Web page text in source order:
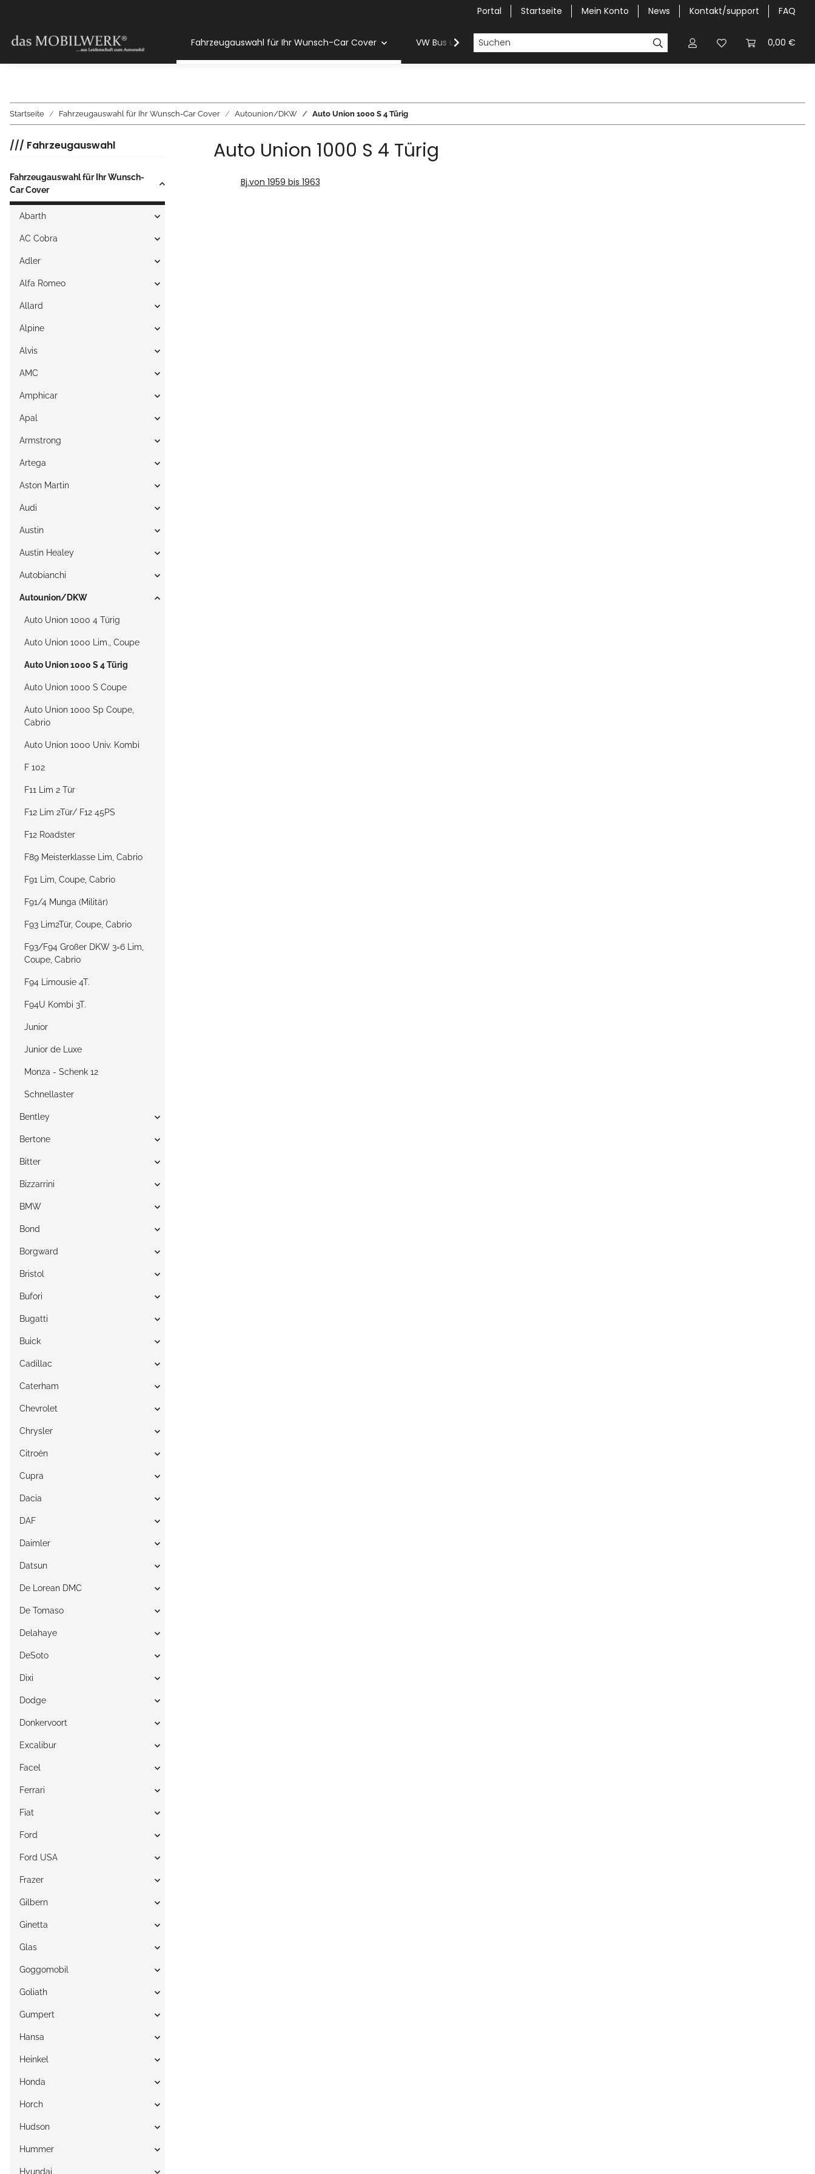
Portal Startseite Mein Konto News Kontakt/support FAQ
0,00 €
Fahrzeugauswahl für Ihr Wunsch-Car Cover VW Bus und Van Car Cover Halbgaragen / Kapuzen nach
Startseite Fahrzeugauswahl für Ihr Wunsch-Car Cover Autounion/DKW Auto Union 1000 S 4 Türig
Auto Union 1000 S 4 Türig
Bj.von 1959 bis 1963
/// Fahrzeugauswahl
Fahrzeugauswahl für Ihr Wunsch-
Car Cover
Abarth
AC Cobra
Adler
Alfa Romeo
Allard
Alpine
Alvis
AMC
Amphicar
Apal
Armstrong
Artega
Aston Martin
Audi
Austin
Austin Healey
Autobianchi
Autounion/DKW
Auto Union 1000 4 Türig
Auto Union 1000 Lim., Coupe
Auto Union 1000 S 4 Türig
Auto Union 1000 S Coupe
Auto Union 1000 Sp Coupe,
Cabrio
Auto Union 1000 Univ. Kombi
F 102
F11 Lim 2 Tür
F12 Lim 2Tür/ F12 45PS
F12 Roadster
F89 Meisterklasse Lim, Cabrio
F91 Lim, Coupe, Cabrio
F91/4 Munga (Militär)
F93 Lim2Tür, Coupe, Cabrio
F93/F94 Großer DKW 3=6 Lim,
Coupe, Cabrio
F94 Limousie 4T.
F94U Kombi 3T.
Junior
Junior de Luxe
Monza - Schenk 12
Schnellaster
Bentley
Bertone
Bitter
Bizzarrini
BMW
Bond
Borgward
Bristol
Bufori
Bugatti
Buick
Cadillac
Caterham
Chevrolet
Chrysler
Citroén
Cupra
Dacia
DAF
Daimler
Datsun
De Lorean DMC
De Tomaso
Delahaye
DeSoto
Dixi
Dodge
Donkervoort
Excalibur
Facel
Ferrari
Fiat
Ford
Ford USA
Frazer
Gilbern
Ginetta
Glas
Goggomobil
Goliath
Gumpert
Hansa
Heinkel
Honda
Horch
Hudson
Hummer
Hyundai